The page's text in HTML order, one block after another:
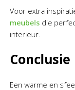
Voor extra
meubels die
interieur.
Conclusie
Een warme en